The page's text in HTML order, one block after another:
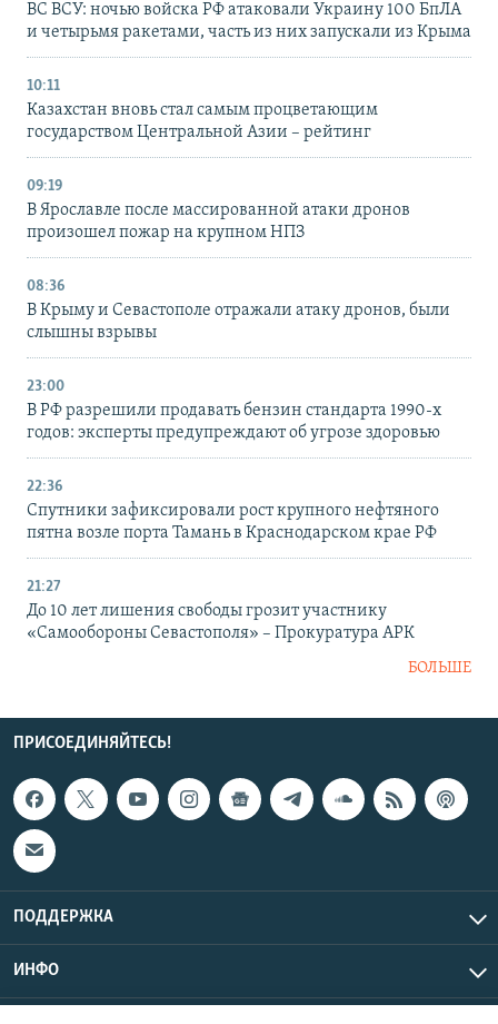
ВС ВСУ: ночью войска РФ атаковали Украину 100 БпЛА
и четырьмя ракетами, часть из них запускали из Крыма
10:11
Казахстан вновь стал самым процветающим
государством Центральной Азии – рейтинг
09:19
В Ярославле после массированной атаки дронов
произошел пожар на крупном НПЗ
08:36
В Крыму и Севастополе отражали атаку дронов, были
слышны взрывы
23:00
В РФ разрешили продавать бензин стандарта 1990-х
годов: эксперты предупреждают об угрозе здоровью
22:36
Спутники зафиксировали рост крупного нефтяного
пятна возле порта Тамань в Краснодарском крае РФ
21:27
До 10 лет лишения свободы грозит участнику
«Самообороны Севастополя» – Прокуратура АРК
БОЛЬШЕ
ПРИСОЕДИНЯЙТЕСЬ!
ПОДДЕРЖКА
ИНФО